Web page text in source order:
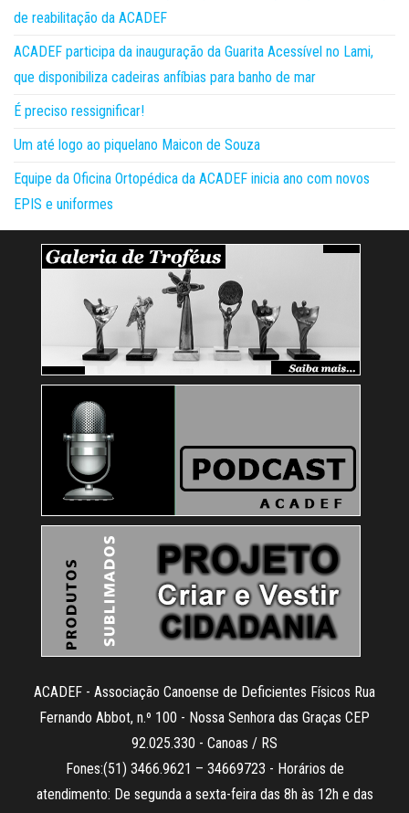
de reabilitação da ACADEF
ACADEF participa da inauguração da Guarita Acessível no Lami,
que disponibiliza cadeiras anfíbias para banho de mar
É preciso ressignificar!
Um até logo ao piquelano Maicon de Souza
Equipe da Oficina Ortopédica da ACADEF inicia ano com novos
EPIS e uniformes
ACADEF - Associação Canoense de Deficientes Físicos Rua
Fernando Abbot, n.º 100 - Nossa Senhora das Graças CEP
92.025.330 - Canoas / RS
Fones:(51) 3466.9621 – 34669723 - Horários de
atendimento: De segunda a sexta-feira das 8h às 12h e das